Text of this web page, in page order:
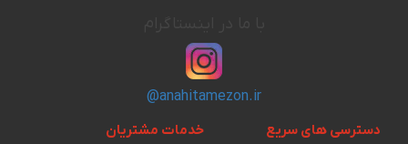
@anahitamezon.ir
دسترسی های سریع
خدمات مشتریان